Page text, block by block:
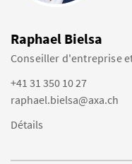
Raphael Bielsa
Conseiller d'entreprise
+41 31 350 10 27
raphael.bielsa@axa.ch
Détails